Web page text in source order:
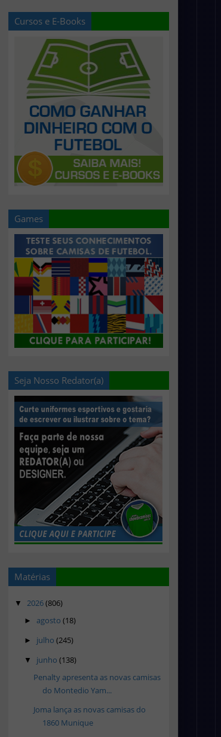
Cursos e E-Books
Games
Seja Nosso Redator(a)
Matérias
▼ 2026(806)
► agosto (18)
► julho (245)
▼ junho (138)
Penalty apresenta as novas camisas
do Montedio Yam...
Joma lança as novas camisas do
1860 Munique